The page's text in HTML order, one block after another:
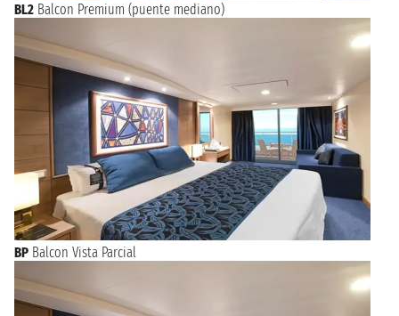
BL2 Balcon Premium (puente mediano)
BP Balcon Vista Parcial